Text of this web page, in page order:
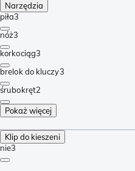
Narzędzia
piła3
nóż3
korkociąg3
brelok do kluczy3
śrubokręt2
Pokaż więcej
Klip do kieszeni
nie3